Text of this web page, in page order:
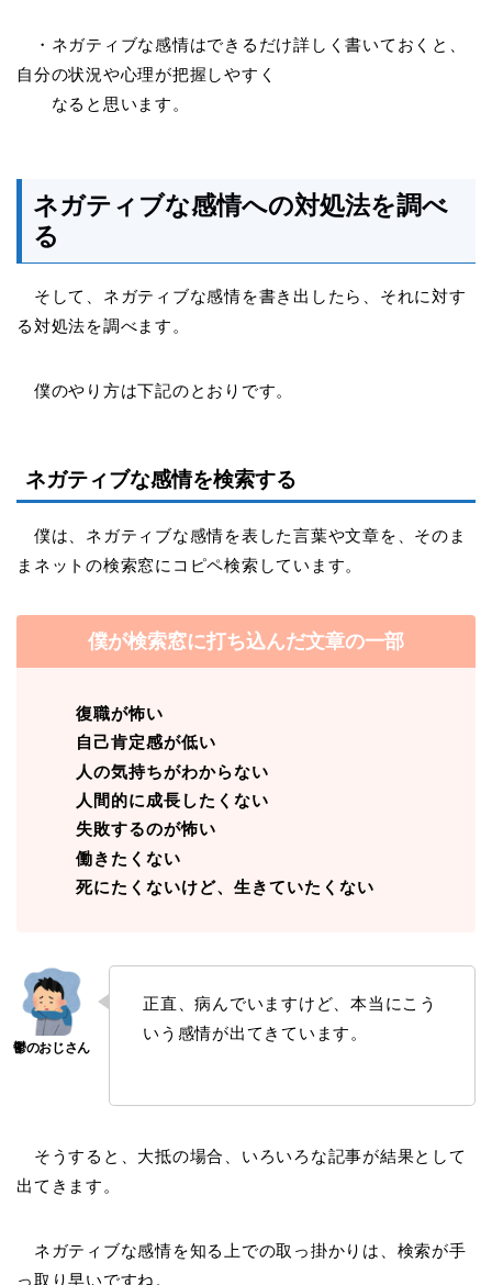
・ネガティブな感情はできるだけ詳しく書いておくと、
自分の状況や心理が把握しやすく
なると思います。
ネガティブな感情への対処法を調べ
る
そして、ネガティブな感情を書き出したら、それに対す
る対処法を調べます。
僕のやり方は下記のとおりです。
ネガティブな感情を検索する
僕は、ネガティブな感情を表した言葉や文章を、そのま
まネットの検索窓にコピペ検索しています。
僕が検索窓に打ち込んだ文章の一部
復職が怖い
自己肯定感が低い
人の気持ちがわからない
人間的に成長したくない
失敗するのが怖い
働きたくない
死にたくないけど、生きていたくない
正直、病んでいますけど、本当にこう
いう感情が出てきています。
そうすると、大抵の場合、いろいろな記事が結果として
出てきます。
ネガティブな感情を知る上での取っ掛かりは、検索が手
っ取り早いですね。